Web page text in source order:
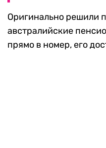
Оригинально решили
австралийские
прямо в номер, его